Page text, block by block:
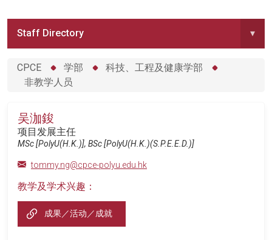
Staff Directory ▾
CPCE 学部
科技、工程及健康学部
非教学人员
吴泇鋑
项目发展主任
MSc [PolyU(H.K.)], BSc [PolyU(H.K.)(S.P.E.E.D.)]
tommy.ng@cpce-polyu.edu.hk
教学及学术兴趣：
成果／活动／成就